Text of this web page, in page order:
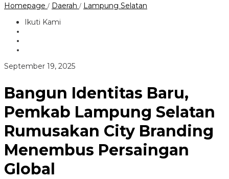
Homepage / Daerah / Lampung Selatan
Persaingan
Global
Ikuti Kami
September 19, 2025oleh
Bangun Identitas Baru,
Pemkab Lampung Selatan
Rumusakan City Branding
Menembus Persaingan
Global